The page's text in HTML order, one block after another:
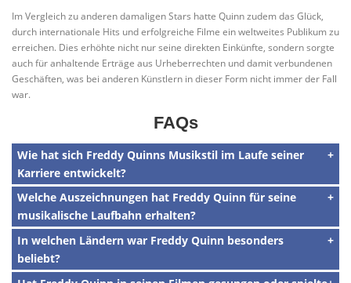
Im Vergleich zu anderen damaligen Stars hatte Quinn zudem das Glück,
durch internationale Hits und erfolgreiche Filme ein weltweites Publikum zu
erreichen. Dies erhöhte nicht nur seine direkten Einkünfte, sondern sorgte
auch für anhaltende Erträge aus Urheberrechten und damit verbundenen
Geschäften, was bei anderen Künstlern in dieser Form nicht immer der Fall
war.
FAQs
Wie hat sich Freddy Quinns Musikstil im Laufe seiner
Karriere entwickelt?
Welche Auszeichnungen hat Freddy Quinn für seine
musikalische Laufbahn erhalten?
In welchen Ländern war Freddy Quinn besonders
beliebt?